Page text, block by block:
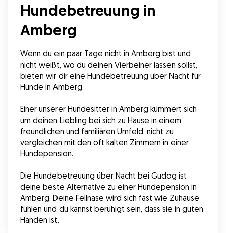
Hundebetreuung in
Amberg
Wenn du ein paar Tage nicht in Amberg bist und
nicht weißt, wo du deinen Vierbeiner lassen sollst,
bieten wir dir eine Hundebetreuung über Nacht für
Hunde in Amberg.
Einer unserer Hundesitter in Amberg kümmert sich
um deinen Liebling bei sich zu Hause in einem
freundlichen und familiären Umfeld, nicht zu
vergleichen mit den oft kalten Zimmern in einer
Hundepension.
Die Hundebetreuung über Nacht bei Gudog ist
deine beste Alternative zu einer Hundepension in
Amberg. Deine Fellnase wird sich fast wie Zuhause
fühlen und du kannst beruhigt sein, dass sie in guten
Händen ist.